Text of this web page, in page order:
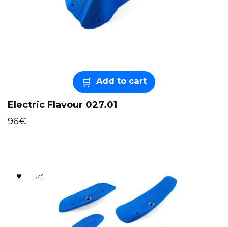
Add to cart
Electric Flavour 027.01
96€